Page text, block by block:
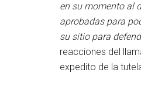
en su momento al
aprobadas para
su sitio para
reacciones del
expedito de la